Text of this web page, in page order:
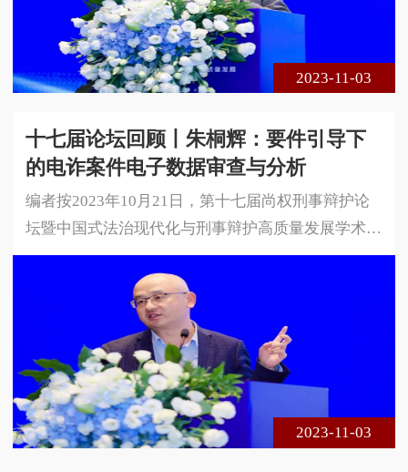
上相结合的方式进行，共300余名专家学者、法律实
务界人士莅临现场参会，在线实时收看达1 5万余人
次。以下是厦门大学法学院副教授陆
2023-11-03
十七届论坛回顾丨朱桐辉：要件引导下
的电诈案件电子数据审查与分析
编者按2023年10月21日，第十七届尚权刑事辩护论
坛暨中国式法治现代化与刑事辩护高质量发展学术研
讨会在安徽省合肥市成功举办。本届论坛由安徽大学
法学院、中国政法大学国家法律援助研究院与北京尚
权律师事务所联合主办。论坛的主题是中国式法治现
代化与刑事辩护高质量发展。本届论坛采用线下、线
上相结合的方式进行，共300余名专家学者、法律实
务界人士莅临现场参会，在线实时收看达1 5万余人
次。以下是南开大学法学院副教授、
2023-11-03